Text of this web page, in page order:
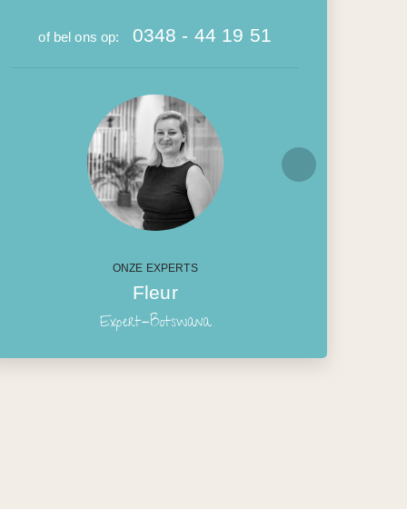
of bel ons op: 0348 - 44 19 51
ONZE EXPERTS
Fleur
Expert-Botswana